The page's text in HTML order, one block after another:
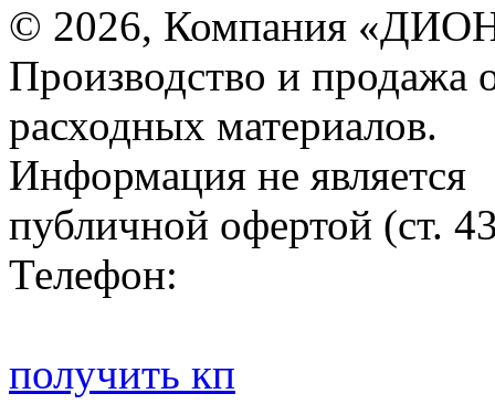
© 2026, Компания
Производство и продажа
расходных материалов.
Информация не является
публичной офертой (ст.
Телефон:
получить кп